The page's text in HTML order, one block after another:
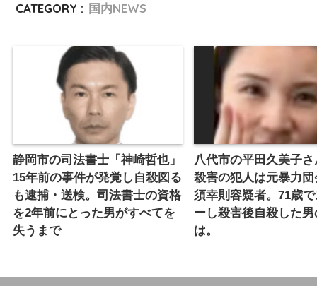
CATEGORY : 国内NEWS
静岡市の司法書士「神崎哲也」
15年前の事件が発覚し自殺図る
も逮捕・送検。司法書士の資格
を2年前にとった男がすべてを
失うまで
八代市の平田久美子
殺害の犯人は元暴力
須幸則容疑者。71歳
ーし殺害後自殺した
は。